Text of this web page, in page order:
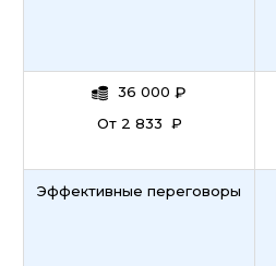
36 000 ₽
От 2 833 ₽
Эффективные переговоры